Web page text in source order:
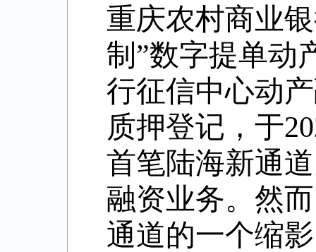
重庆农村商业
制”数字提单动
行征信中心动
质押登记，于
首笔陆海新通
融资业务。然
通道的一个缩